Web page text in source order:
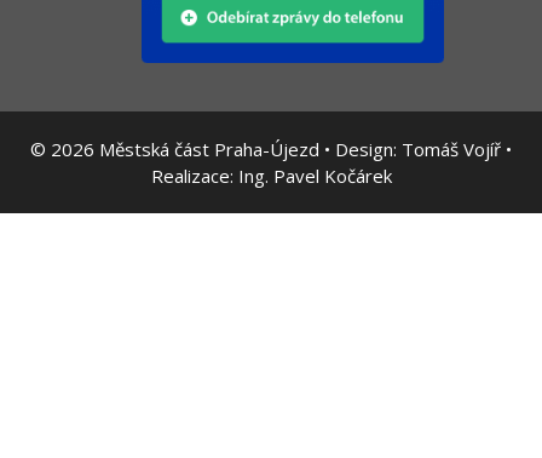
© 2026 Městská část Praha-Újezd • Design: Tomáš Vojíř •
Realizace: Ing. Pavel Kočárek